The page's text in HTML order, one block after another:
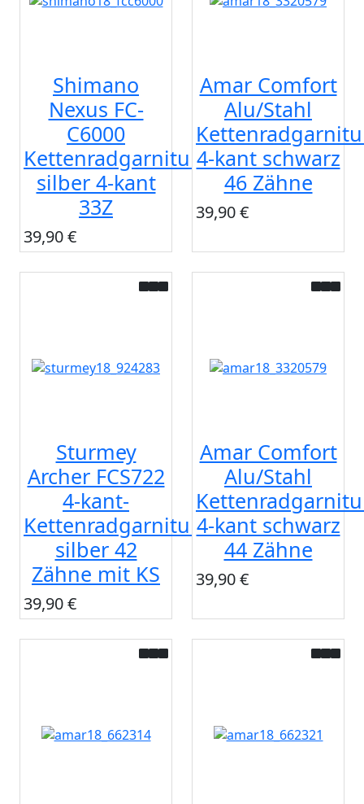
Shimano
Nexus FC-
C6000
Kettenradgarnitur
silber 4-kant
33Z
39,90 €
Amar Comfort
Alu/Stahl
4-kant schwarz
46 Zähne
39,90 €
Sturmey
Archer FCS722
4-kant-
Kettenradgarnitur
silber 42
Zähne mit KS
39,90 €
Amar Comfort
Alu/Stahl
4-kant schwarz
44 Zähne
39,90 €